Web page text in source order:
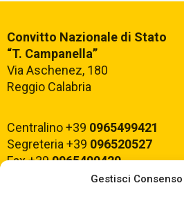
Gestisci
Convitto Nazionale di Stato
“T. Campanella”
Via Aschenez, 180
Reggio Calabria
Centralino +39 0965499421
Segreteria +39 096520527
Fax +390965499420